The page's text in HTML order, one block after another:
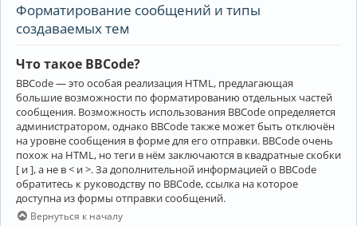
Форматирование сообщений и типы
создаваемых тем
Что такое BBCode?
BBCode — это особая реализация HTML, предлагающая
большие возможности по форматированию отдельных частей
сообщения. Возможность использования BBCode определяется
администратором, однако BBCode также может быть отключён
на уровне сообщения в форме для его отправки. BBCode очень
похож на HTML, но теги в нём заключаются в квадратные скобки
[ и ], а не в < и >. За дополнительной информацией о BBCode
обратитесь к руководству по BBCode, ссылка на которое
доступна из формы отправки сообщений.
Вернуться к началу